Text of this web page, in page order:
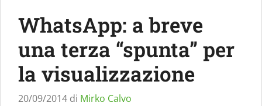
WhatsApp: a breve
una terza “spunta” per
la visualizzazione
20/09/2014 di Mirko Calvo